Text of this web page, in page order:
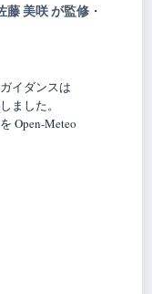
藤 美咲 が監修 ・
イダンスは
ました。
Open-Meteo